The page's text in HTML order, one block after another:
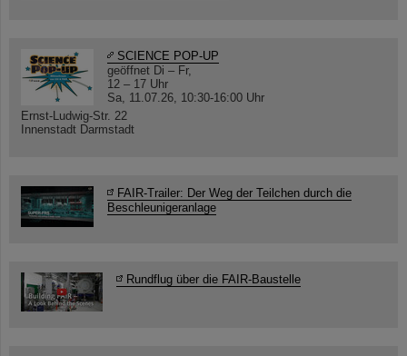
SCIENCE POP-UP
geöffnet Di – Fr,
12 – 17 Uhr
Sa, 11.07.26, 10:30-16:00 Uhr
Ernst-Ludwig-Str. 22
Innenstadt Darmstadt
FAIR-Trailer: Der Weg der Teilchen durch die
Beschleunigeranlage
Rundflug über die FAIR-Baustelle